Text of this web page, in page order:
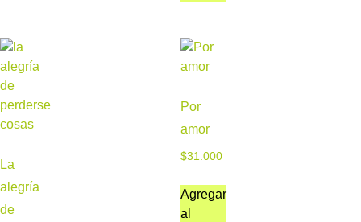
La
alegría
de
Por
amor
$31.000
Agregar
al